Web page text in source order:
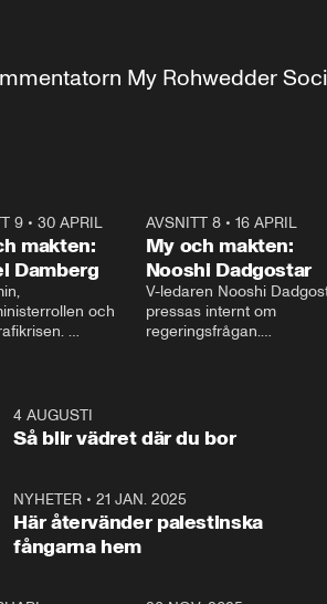
My Rohwedder
9• 30 APRIL
makten:
Damberg
och
och Makten.
AVSNITT 8• 16 APRIL
My och makten:
Nooshi Dadgostar
V-ledaren Nooshi
pressas internt om
regeringsfrågan.
– Vi ställer upp i val. Ska vi
vara med så sitter vi
4 AUGUSTI
Så blir vädret där du bor
NYHETER •21 JAN. 2025
Här återvänder palestinska
fångarna hem